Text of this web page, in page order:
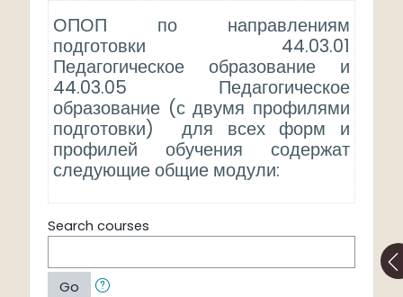
ОПОП по направлениям
подготовки 44.03.01
Педагогическое образование и
44.03.05 Педагогическое
образование (с двумя профилями
подготовки) для всех форм и
профилей обучения содержат
следующие общие модули:
Search courses
Go